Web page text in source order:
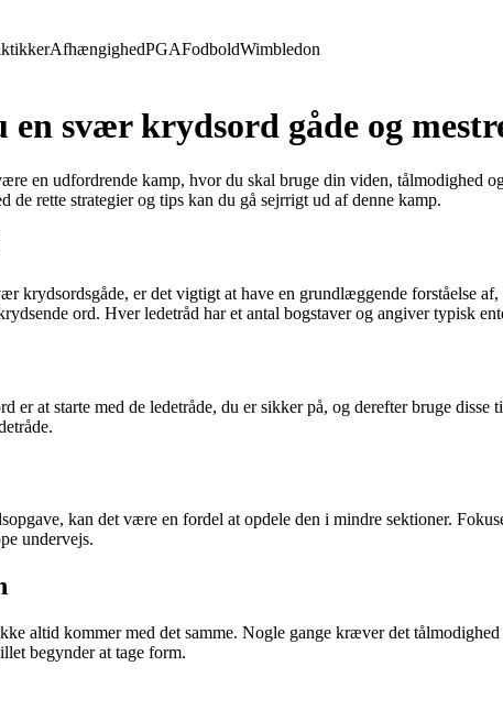
AfhængighedPGAFodboldWimbledon
en svær krydsord gåde og
en udfordrende kamp, hvor du skal bruge din viden,
de rette strategier og tips kan du gå sejrrigt ud af denne kamp.
krydsordsgåde, er det vigtigt at have en grundlæggende forståelse
ord. Hver ledetråd har et antal bogstaver og angiver typisk
er at starte med de ledetråde, du er sikker på, og derefter bruge
kan det være en fordel at opdele den i mindre sektioner.
undervejs.
altid kommer med det samme. Nogle gange kræver det
begynder at tage form.